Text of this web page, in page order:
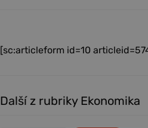
[sc:articleform id=10
Další z rubriky Ekonomika